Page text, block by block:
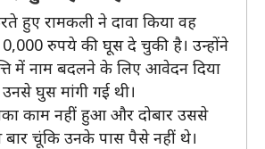
हुए रामकली ने दावा किया वह
रुपये की घूस दे चुकी है। उन्होंने
में नाम बदलने के लिए आवेदन दिया
घुस मांगी गई थी।
काम नहीं हुआ और दोबार उससे
बार चूंकि उनके पास पैसे नहीं थे।